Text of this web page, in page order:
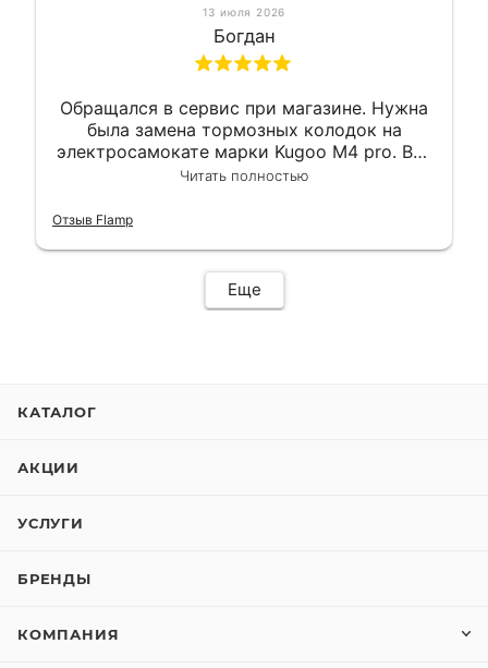
13 июля 2026
Богдан
Обращался в сервис при магазине. Нужна
была замена тормозных колодок на
электросамокате марки Kugoo M4 pro. Всё
сделали в лучшем виде и в максимально
гарантии, поэтому и обратился в этот
Читать полностью
Отзыв Flamp
Еще
КАТАЛОГ
АКЦИИ
УСЛУГИ
БРЕНДЫ
КОМПАНИЯ